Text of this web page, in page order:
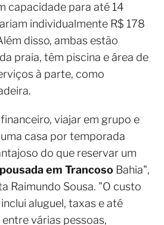
capacidade para até 14
individualmente R$ 178
disso, ambas estão
praia, têm piscina e área de
à parte, como
viajar em grupo e
casa por temporada
do que reservar um
pousada em Trancoso Bahia",
Raimundo Sousa. "O custo
aluguel, taxas e até
várias pessoas,